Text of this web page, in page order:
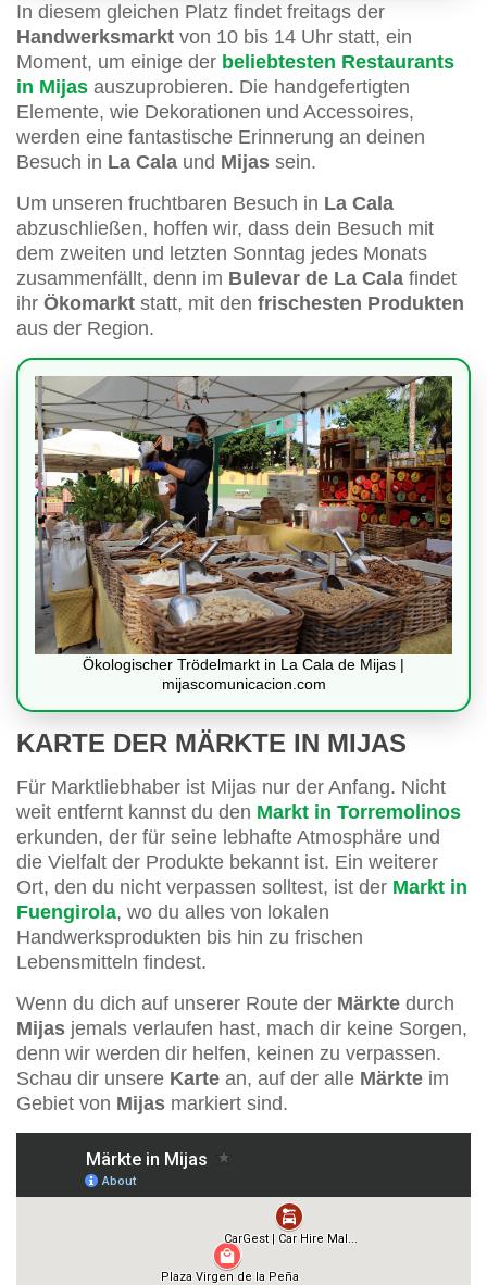
In diesem gleichen Platz findet freitags der
Handwerksmarkt von 10 bis 14 Uhr statt, ein
Moment, um einige der beliebtesten Restaurants
in Mijas auszuprobieren. Die handgefertigten
Elemente, wie Dekorationen und Accessoires,
werden eine fantastische Erinnerung an deinen
Besuch in La Cala und Mijas sein.
Um unseren fruchtbaren Besuch in La Cala
abzuschließen, hoffen wir, dass dein Besuch mit
dem zweiten und letzten Sonntag jedes Monats
zusammenfällt, denn im Bulevar de La Cala findet
ihr Ökomarkt statt, mit den frischesten Produkten
aus der Region.
Ökologischer Trödelmarkt in La Cala de Mijas |
mijascomunicacion.com
KARTE DER MÄRKTE IN MIJAS
Für Marktliebhaber ist Mijas nur der Anfang. Nicht
weit entfernt kannst du den Markt in Torremolinos
erkunden, der für seine lebhafte Atmosphäre und
die Vielfalt der Produkte bekannt ist. Ein weiterer
Ort, den du nicht verpassen solltest, ist der Markt in
Fuengirola, wo du alles von lokalen
Handwerksprodukten bis hin zu frischen
Lebensmitteln findest.
Wenn du dich auf unserer Route der Märkte durch
Mijas jemals verlaufen hast, mach dir keine Sorgen,
denn wir werden dir helfen, keinen zu verpassen.
Schau dir unsere Karte an, auf der alle Märkte im
Gebiet von Mijas markiert sind.